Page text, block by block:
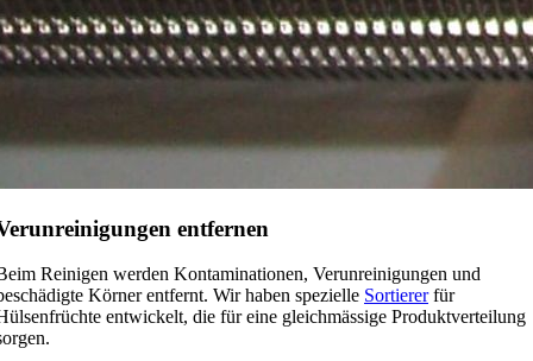
entfernen
Reinigen werden Kontaminationen, Verunreinigungen und
Körner entfernt. Wir haben spezielle Sortiererfür
entwickelt, die für eine gleichmässige Produktverteilung